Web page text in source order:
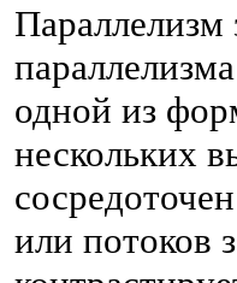
Параллелизм
одной из
нескольких
или потоков